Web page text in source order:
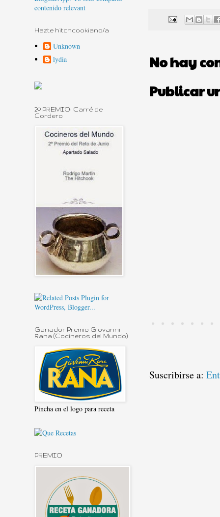
No hay
Publicar
Suscribirse a:
Hazte hitchcookiano/a
Unknown
lydia
2º PREMIO: Carré de
Cordero
Ganador Premio Giovanni
Rana (Cocineros del Mundo)
Pincha en el logo para receta
PREMIO